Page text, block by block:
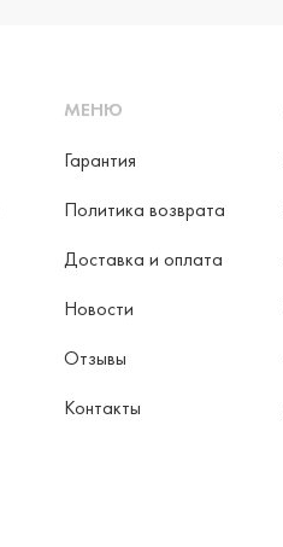
МЕНЮ
Гарантия
Политика возврата
Доставка и оплата
Новости
Отзывы
Контакты